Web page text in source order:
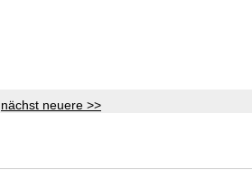
nächst neuere >>